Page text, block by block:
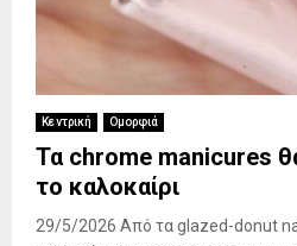
Κεντρική Ομορφιά
Τα chrome manicures
το καλοκαίρι
29/5/2026 Από τα glazed-donut